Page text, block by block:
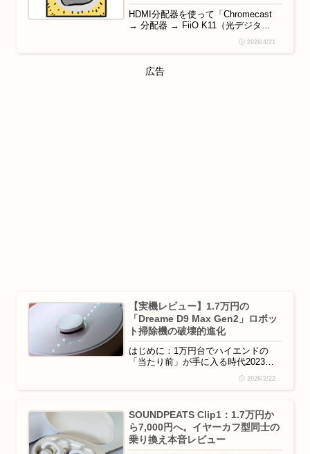
​HDMI分配器を使って「Chromecast
→ 分配器 → FiiO K11（光デジタ
していたところ、数十秒〜数分の周期
原因は、モニターの「CEC（HDMI機
2026/4/21
広告
【実機レビュー】1.7万円の
「Dreame D9 Max Gen2」ロボッ
ト掃除機の破壊的進化
はじめに：1万円台でハイエンドの
「当たり前」が手に入る時代2023年
末、当時「上を見ればキリがない」こ
とを承知で、バランスを重視して購入
買い替えた「Dreame D9 Max Gen2」
を動かして、めちゃびっくり...
2026/2/22
SOUNDPEATS Clip1：1.7万円か
ら7,000円へ。イヤーカフ型同士の
乗り換え本音レビュー